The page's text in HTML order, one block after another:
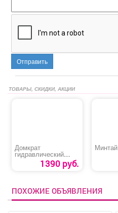
Отправить
ТОВАРЫ, СКИДКИ, АКЦИИ
Домкрат
гидравлический
бутылочный «Startul
Auto 8018-02»1390 руб.
Минтай
ПОХОЖИЕ ОБЪЯВЛЕНИЯ